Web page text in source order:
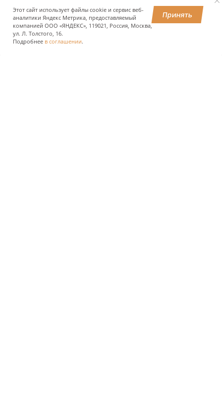
ПОДЕЛИТЬСЯ
Этот сайт использует файлы cookie и сервис веб-
аналитики Яндекс Метрика, предоставляемый
компанией ООО «ЯНДЕКС», 119021, Россия, Москва,
ул. Л. Толстого, 16.
Подробнее в соглашении.
Принять